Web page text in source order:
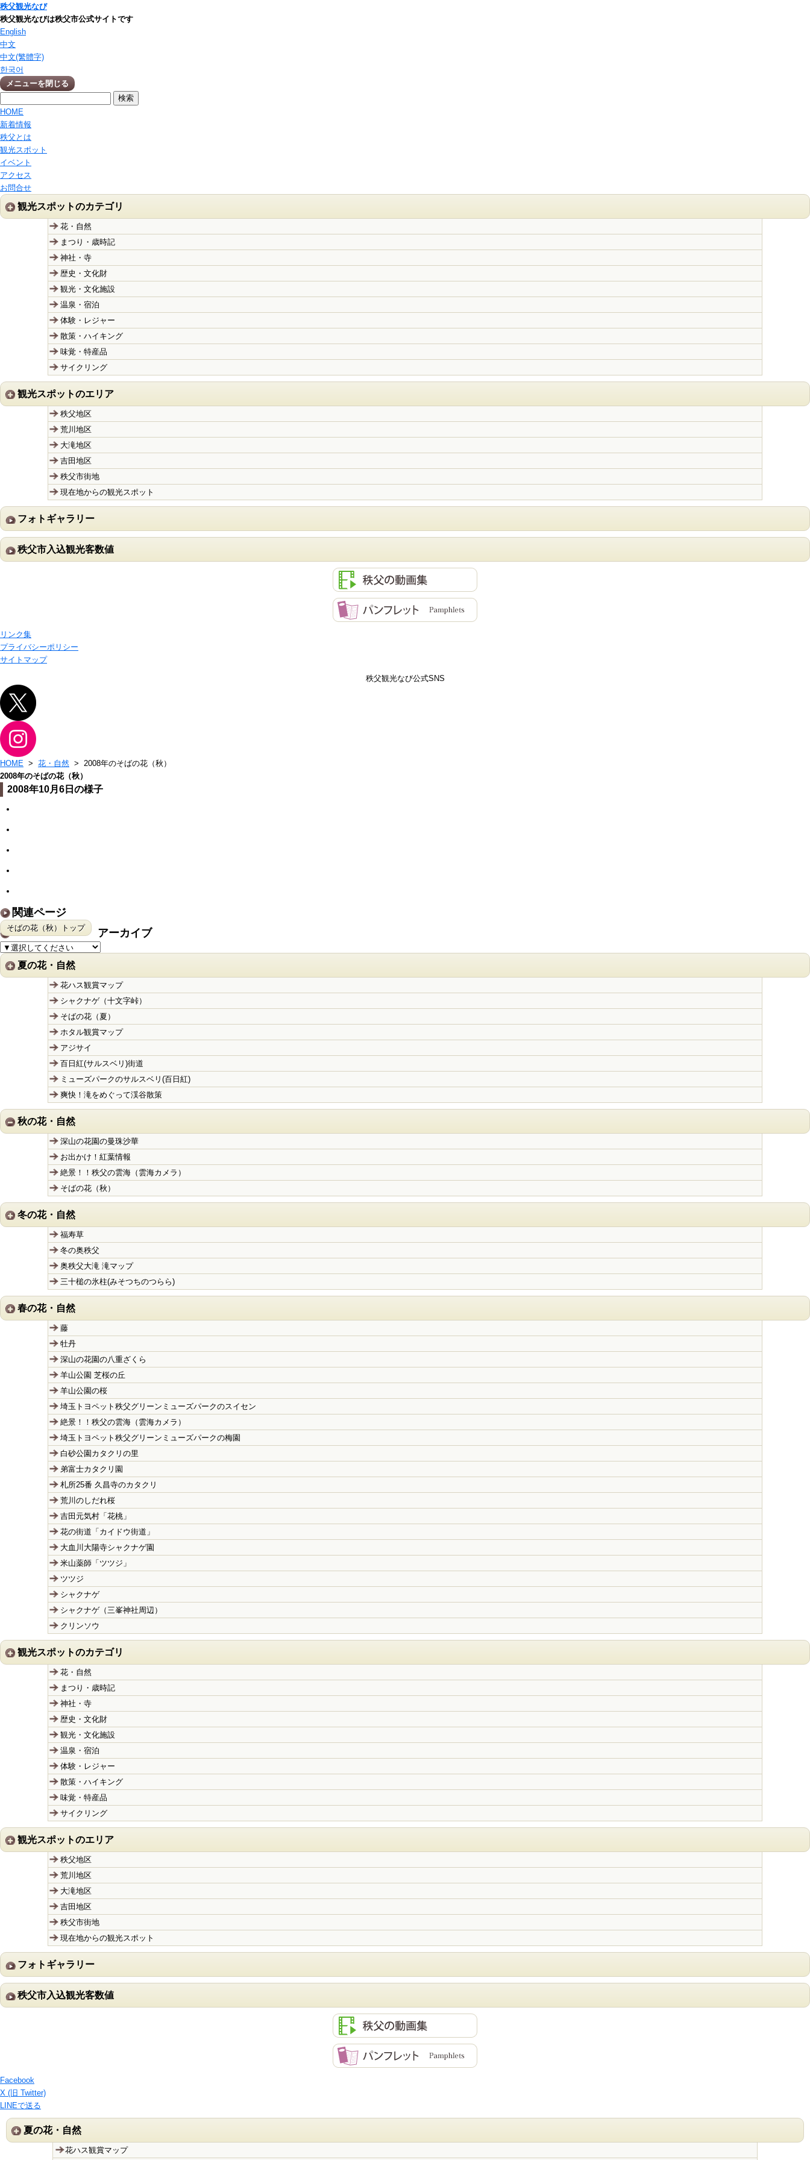
秩父観光なび
秩父観光なびは秩父市公式サイトです
English
中文
中文(繁體字)
한국어
メニューを閉じる
HOME
新着情報
秩父とは
観光スポット
イベント
アクセス
お問合せ
観光スポットのカテゴリ
花・自然
まつり・歳時記
神社・寺
歴史・文化財
観光・文化施設
温泉・宿泊
体験・レジャー
散策・ハイキング
味覚・特産品
サイクリング
観光スポットのエリア
秩父地区
荒川地区
大滝地区
吉田地区
秩父市街地
現在地からの観光スポット
フォトギャラリー
秩父市入込観光客数値
リンク集
プライバシーポリシー
サイトマップ
秩父観光なび公式SNS
HOME > 花・自然 > 2008年のそばの花（秋）
2008年のそばの花（秋）
2008年10月6日の様子
関連ページ
そばの花（秋）トップ アーカイブ
夏の花・自然
花ハス観賞マップ
シャクナゲ（十文字峠）
そばの花（夏）
ホタル観賞マップ
アジサイ
百日紅(サルスベリ)街道
ミューズパークのサルスベリ(百日紅)
爽快！滝をめぐって渓谷散策
秋の花・自然
深山の花園の曼珠沙華
お出かけ！紅葉情報
絶景！！秩父の雲海（雲海カメラ）
そばの花（秋）
冬の花・自然
福寿草
冬の奥秩父
奥秩父大滝 滝マップ
三十槌の氷柱(みそつちのつらら)
春の花・自然
藤
牡丹
深山の花園の八重ざくら
羊山公園 芝桜の丘
羊山公園の桜
埼玉トヨペット秩父グリーンミューズパークのスイセン
絶景！！秩父の雲海（雲海カメラ）
埼玉トヨペット秩父グリーンミューズパークの梅園
白砂公園カタクリの里
弟富士カタクリ園
札所25番 久昌寺のカタクリ
荒川のしだれ桜
吉田元気村「花桃」
花の街道「カイドウ街道」
大血川大陽寺シャクナゲ園
米山薬師「ツツジ」
ツツジ
シャクナゲ
シャクナゲ（三峯神社周辺）
クリンソウ
観光スポットのカテゴリ
花・自然
まつり・歳時記
神社・寺
歴史・文化財
観光・文化施設
温泉・宿泊
体験・レジャー
散策・ハイキング
味覚・特産品
サイクリング
観光スポットのエリア
秩父地区
荒川地区
大滝地区
吉田地区
秩父市街地
現在地からの観光スポット
フォトギャラリー
秩父市入込観光客数値
Facebook
X (旧 Twitter)
LINEで送る
夏の花・自然
花ハス観賞マップ